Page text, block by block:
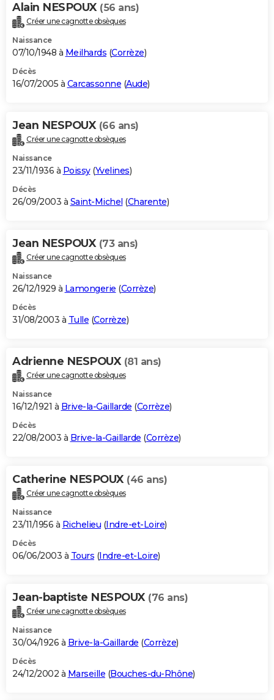
Alain NESPOUX (56 ans)
Créer une cagnotte obsèques
Naissance
07/10/1948 à Meilhards (Corrèze)
Décès
16/07/2005 à Carcassonne (Aude)
Jean NESPOUX (66 ans)
Créer une cagnotte obsèques
Naissance
23/11/1936 à Poissy(Yvelines)
Décès
26/09/2003 à Saint-Michel (Charente)
Jean NESPOUX (73 ans)
Créer une cagnotte obsèques
Naissance
26/12/1929 à Lamongerie (Corrèze)
Décès
31/08/2003 à Tulle (Corrèze)
Adrienne NESPOUX (81 ans)
Créer une cagnotte obsèques
Naissance
16/12/1921 à Brive-la-Gaillarde (Corrèze)
Décès
22/08/2003 à Brive-la-Gaillarde (Corrèze)
Catherine NESPOUX (46 ans)
Créer une cagnotte obsèques
Naissance
23/11/1956 à Richelieu (Indre-et-Loire)
Décès
06/06/2003 à Tours (Indre-et-Loire)
Jean-baptiste NESPOUX (76 ans)
Créer une cagnotte obsèques
Naissance
30/04/1926 à Brive-la-Gaillarde (Corrèze)
Décès
24/12/2002 à Marseille (Bouches-du-Rhône)